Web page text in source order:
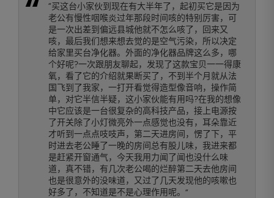
“买这台小家伙到现在有大半年了，起初买它是因为
老公有慢性咽喉炎过年那段时间咳的特别厉害，可
是一次出差到偏远县城他就不怎么咳了，回来又
咳，最后我们想来想去觉的是空气污染，所以决定
给家里买台净化器。外面的净化器品牌这么多，哪
个好呢?一次跟朋友聊起，发现了这款宝贝一一得康
氧，看了它的介绍就果断买了，不到半个月就从法
国飞到了我家，一打开看觉得造型像音响，操作简
单，对它半信半疑，这小家伙能有用吗?在我的想像
中它应该是一台很复杂的高科技产品，接上电源按
了开关除了小灯微亮外一点感觉也没有，耳朵靠近
才听到一点点吱吱声，第二天进房间，愣了下，平
时进去老公睡了一晚的房间总有股儿味，我进来都
是赶紧开窗通气，今天我用力闻了闻也没什么味
道，真不错，有几次老公喝的烂醉第二天去他房间
也是很意外的没味道，又过了几天发现他的咳嗽也
好多了，不知道是不是心理作用呢。”